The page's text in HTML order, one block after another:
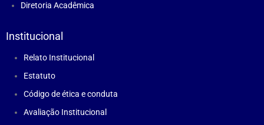
Diretoria Acadêmica
Institucional
Relato Institucional
Estatuto
Código de ética e conduta
Avaliação Institucional